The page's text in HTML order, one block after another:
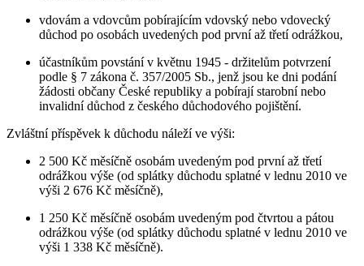
vdovám a vdovcům pobírajícím vdovský nebo vdovecký
důchod po osobách uvedených pod první až třetí odrážkou,
účastníkům povstání v květnu 1945 - držitelům potvrzení
podle § 7 zákona č. 357/2005 Sb., jenž jsou ke dni podání
žádosti občany České republiky a pobírají starobní nebo
invalidní důchod z českého důchodového pojištění.
Zvláštní příspěvek k důchodu náleží ve výši:
2 500 Kč měsíčně osobám uvedeným pod první až třetí
odrážkou výše (od splátky důchodu splatné v lednu 2010 ve
výši 2 676 Kč měsíčně),
1 250 Kč měsíčně osobám uvedeným pod čtvrtou a pátou
odrážkou výše (od splátky důchodu splatné v lednu 2010 ve
výši 1 338 Kč měsíčně).